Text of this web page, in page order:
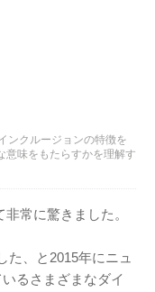
ンクルージョンの特徴を
意味をもたらすかを理解す
常に驚きました。
た、と2015年にニュ
るさまざまなダイ